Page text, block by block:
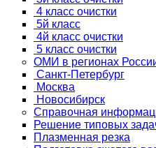
4 класс очистки
5й класс
4й класс очистки
5 класс очистки
ОМИ в регионах
Санкт-Петербург
Москва
Новосибирск
Справочная
Решение типовых
Плазменная резка